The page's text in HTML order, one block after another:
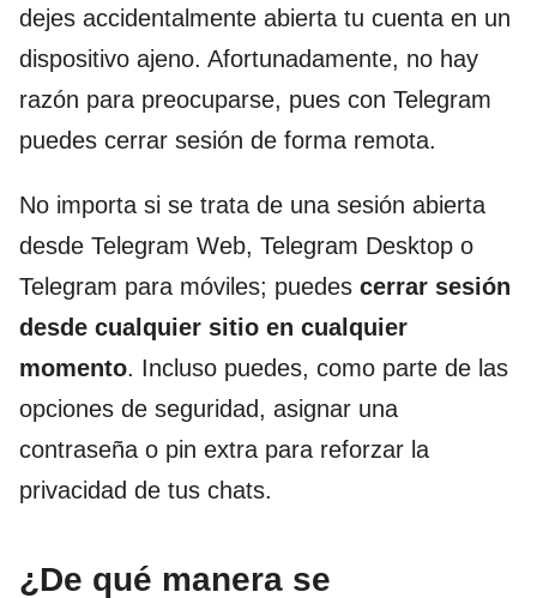
dejes accidentalmente abierta tu cuenta en un
dispositivo ajeno. Afortunadamente, no hay
razón para preocuparse, pues con Telegram
puedes cerrar sesión de forma remota.
No importa si se trata de una sesión abierta
desde Telegram Web, Telegram Desktop o
Telegram para móviles; puedes cerrar sesión
desde cualquier sitio en cualquier
momento. Incluso puedes, como parte de las
opciones de seguridad, asignar una
contraseña o pin extra para reforzar la
privacidad de tus chats.
¿De qué manera se